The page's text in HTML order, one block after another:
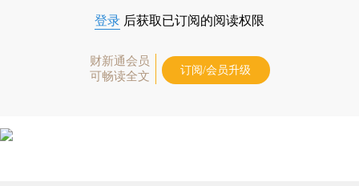
登录 后获取已订阅的阅读权限
财新通会员
可畅读全文
订阅/会员升级